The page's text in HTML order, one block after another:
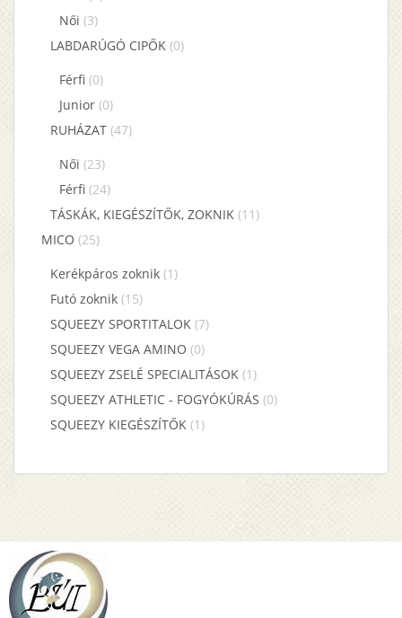
Női (3)
LABDARÚGÓ CIPŐK (0)
Férfi (0)
Junior (0)
RUHÁZAT (47)
Női (23)
Férfi (24)
TÁSKÁK, KIEGÉSZÍTŐK, ZOKNIK (11)
MICO (25)
Kerékpáros zoknik (1)
Futó zoknik (15)
SQUEEZY SPORTITALOK (7)
SQUEEZY VEGA AMINO (0)
SQUEEZY ZSELÉ SPECIALITÁSOK (1)
SQUEEZY ATHLETIC - FOGYÓKÚRÁS (0)
SQUEEZY KIEGÉSZÍTŐK (1)